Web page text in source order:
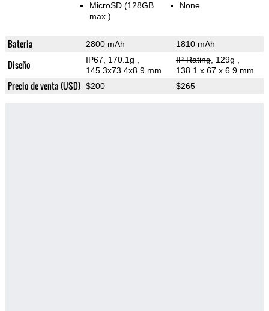
MicroSD (128GB
max.)
None
Bateria 2800 mAh 1810 mAh
Diseño IP67, 170.1g
145.3x73.4x8.9 mm
IP Rating, 129g
138.1 x 67 x 6.9 mm
Precio de venta (USD) $200 $265